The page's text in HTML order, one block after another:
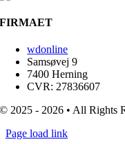
FIRMAET
wdonline
Samsøvej 9
7400 Herning
CVR: 27836607
© 2025 - 2026 • All Rights
Page load link